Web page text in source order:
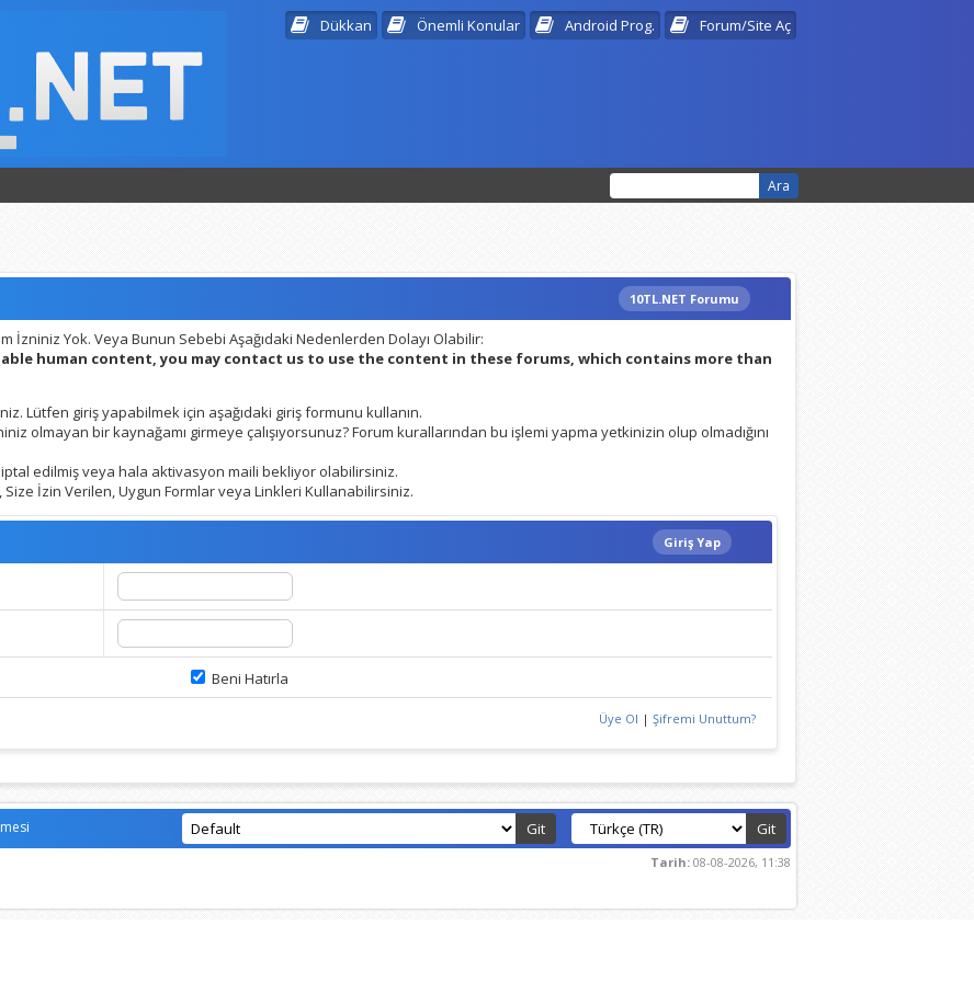
Dükkan Önemli Konular Android Prog. Forum/Site Aç
10TL.NET Forumu
İzniniz Yok. Veya Bunun Sebebi Aşağıdaki Nedenlerden Dolayı Olabilir:
human content, you may contact us to use the content in these forums, which contains more than
Lütfen giriş yapabilmek için aşağıdaki giriş formunu kullanın.
olmayan bir kaynağamı girmeye çalışıyorsunuz? Forum kurallarından bu işlemi yapma yetkinizin olup olmadığını
edilmiş veya hala aktivasyon maili bekliyor olabilirsiniz.
İzin Verilen, Uygun Formlar veya Linkleri Kullanabilirsiniz.
Giriş Yap
Beni Hatırla
Üye Ol | Şifremi Unuttum?
Tarih:08-08-2026, 11:38